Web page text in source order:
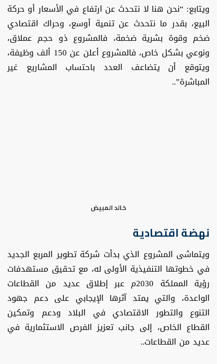
ويتابع: “نحن هنا لا نتحدث عن ارتفاع في الأسعار أو حركة
البيع، بقدر ما نتحدث عن تنمية أوسع، وحراك اقتصادي
ضخم وقوة بشرية ضخمة، فالمشروع ذو حجم عملاق،
ونوعي بشكل خاص، فالمشروع أعلن عن 150 ألف وظيفة،
ويتوقع أن يتضاعف العدد باحتساب المشاريع غير
المباشرة”..
خالد المبيض
نهضة اقتصادية
ويتماشى المشروع الذي بدأت شركة تطوير المربع الجديد
في خطوتها التنفيذية الأولى له، مع تحقيق مستهدفات
رؤية المملكة 2030م عبر إطلاق عديد من القطاعات
الواعدة، والتي يمتد آثرها الإيجابي على دعم جهود
التنوع والتطور الاقتصادي في البلاد ودعم وتمكين
القطاع الخاص، إلى جانب تعزيز الفرص الاستثمارية في
عديد من القطاعات..